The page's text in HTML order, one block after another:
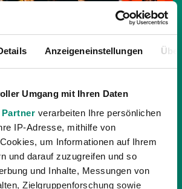
Anzeigeneinstellungen
Umgang mit Ihren Daten
Partner verarbeiten Ihre persönlichen
IP-Adresse, mithilfe von
um Informationen auf Ihrem
und darauf zuzugreifen und so
und Inhalte, Messungen von
Zielgruppenforschung sowie
JAHN REGENSBURG IN